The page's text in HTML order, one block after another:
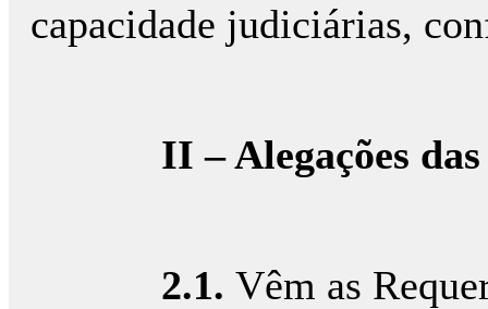
capacidade judiciárias,
II – Alegações
2.1. Vêm as